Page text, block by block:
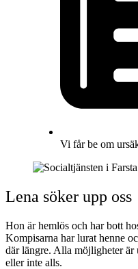
Vi får be om
Lena söker upp oss
Hon är hemlös och har bott
Kompisarna har lurat henne
där längre. Alla möjligheter
eller inte alls.